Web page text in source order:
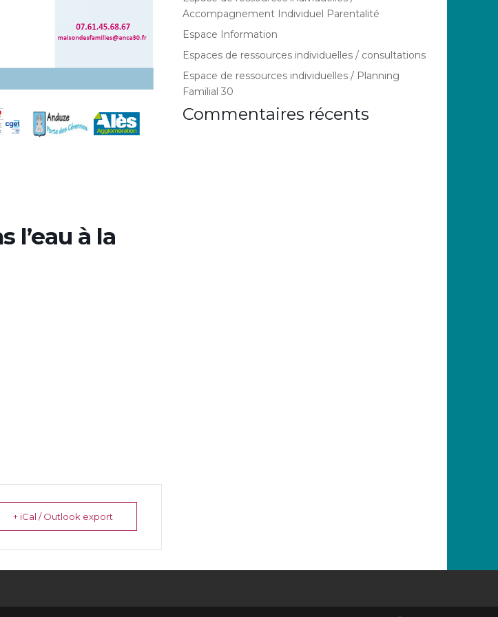
l’eau à la
+ iCal / Outlook export
Accompagnement Individuel Parentalité
Espace Information
Espaces de ressources individuelles / consultations
Espace de ressources individuelles / Planning
Familial 30
Commentaires récents